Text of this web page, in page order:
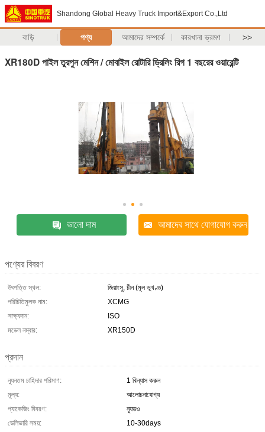
Shandong Global Heavy Truck Import&Export Co.,Ltd
বাড়ি পণ্য আমাদের সম্পর্কে কারখানা ভ্রমণ >>
XR180D পাইল তুরপুন মেশিন / মোবাইল রোটারি ড্রিলিং রিগ 1 বছরের ওয়ারেন্টি
ভালো দাম আমাদের সাথে যোগাযোগ করুন
পণ্যের বিবরণ
উৎপত্তি স্থল:
জিয়াংসু, চীন (মূল ভূখণ্ড)
পরিচিতিমুলক নাম:
XCMG
সাক্ষ্যদান:
ISO
মডেল নম্বার:
XR150D
প্রদান
ন্যূনতম চাহিদার পরিমাণ:
1 বিন্যাস করুন
মূল্য:
আলোচনাযোগ্য
প্যাকেজিং বিবরণ:
ন্যুডও
ডেলিভারি সময়:
10-30days